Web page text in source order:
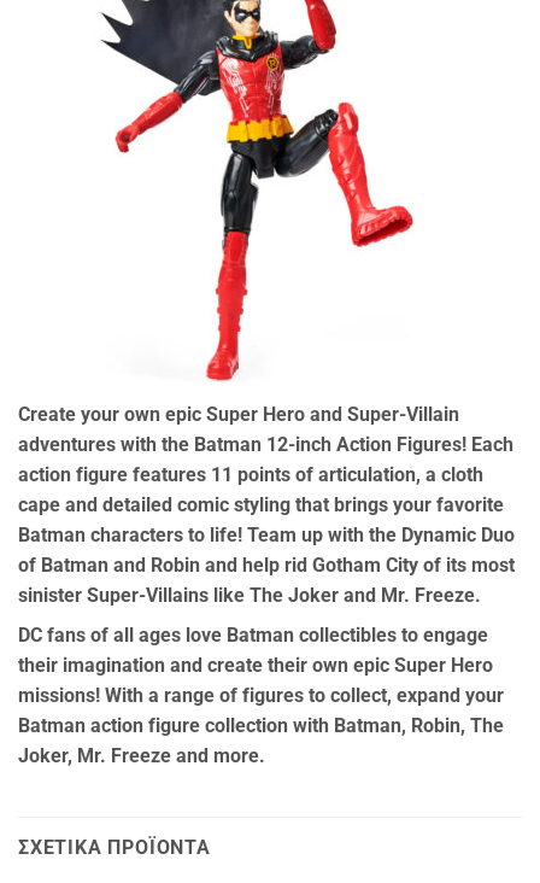
Create your own epic Super Hero and Super-Villain
adventures with the Batman 12-inch Action Figures! Each
action figure features 11 points of articulation, a cloth
cape and detailed comic styling that brings your favorite
Batman characters to life! Team up with the Dynamic Duo
of Batman and Robin and help rid Gotham City of its most
sinister Super-Villains like The Joker and Mr. Freeze.
DC fans of all ages love Batman collectibles to engage
their imagination and create their own epic Super Hero
missions! With a range of figures to collect, expand your
Batman action figure collection with Batman, Robin, The
Joker, Mr. Freeze and more.
ΣΧΕΤΙΚΆ ΠΡΟΪΌΝΤΑ